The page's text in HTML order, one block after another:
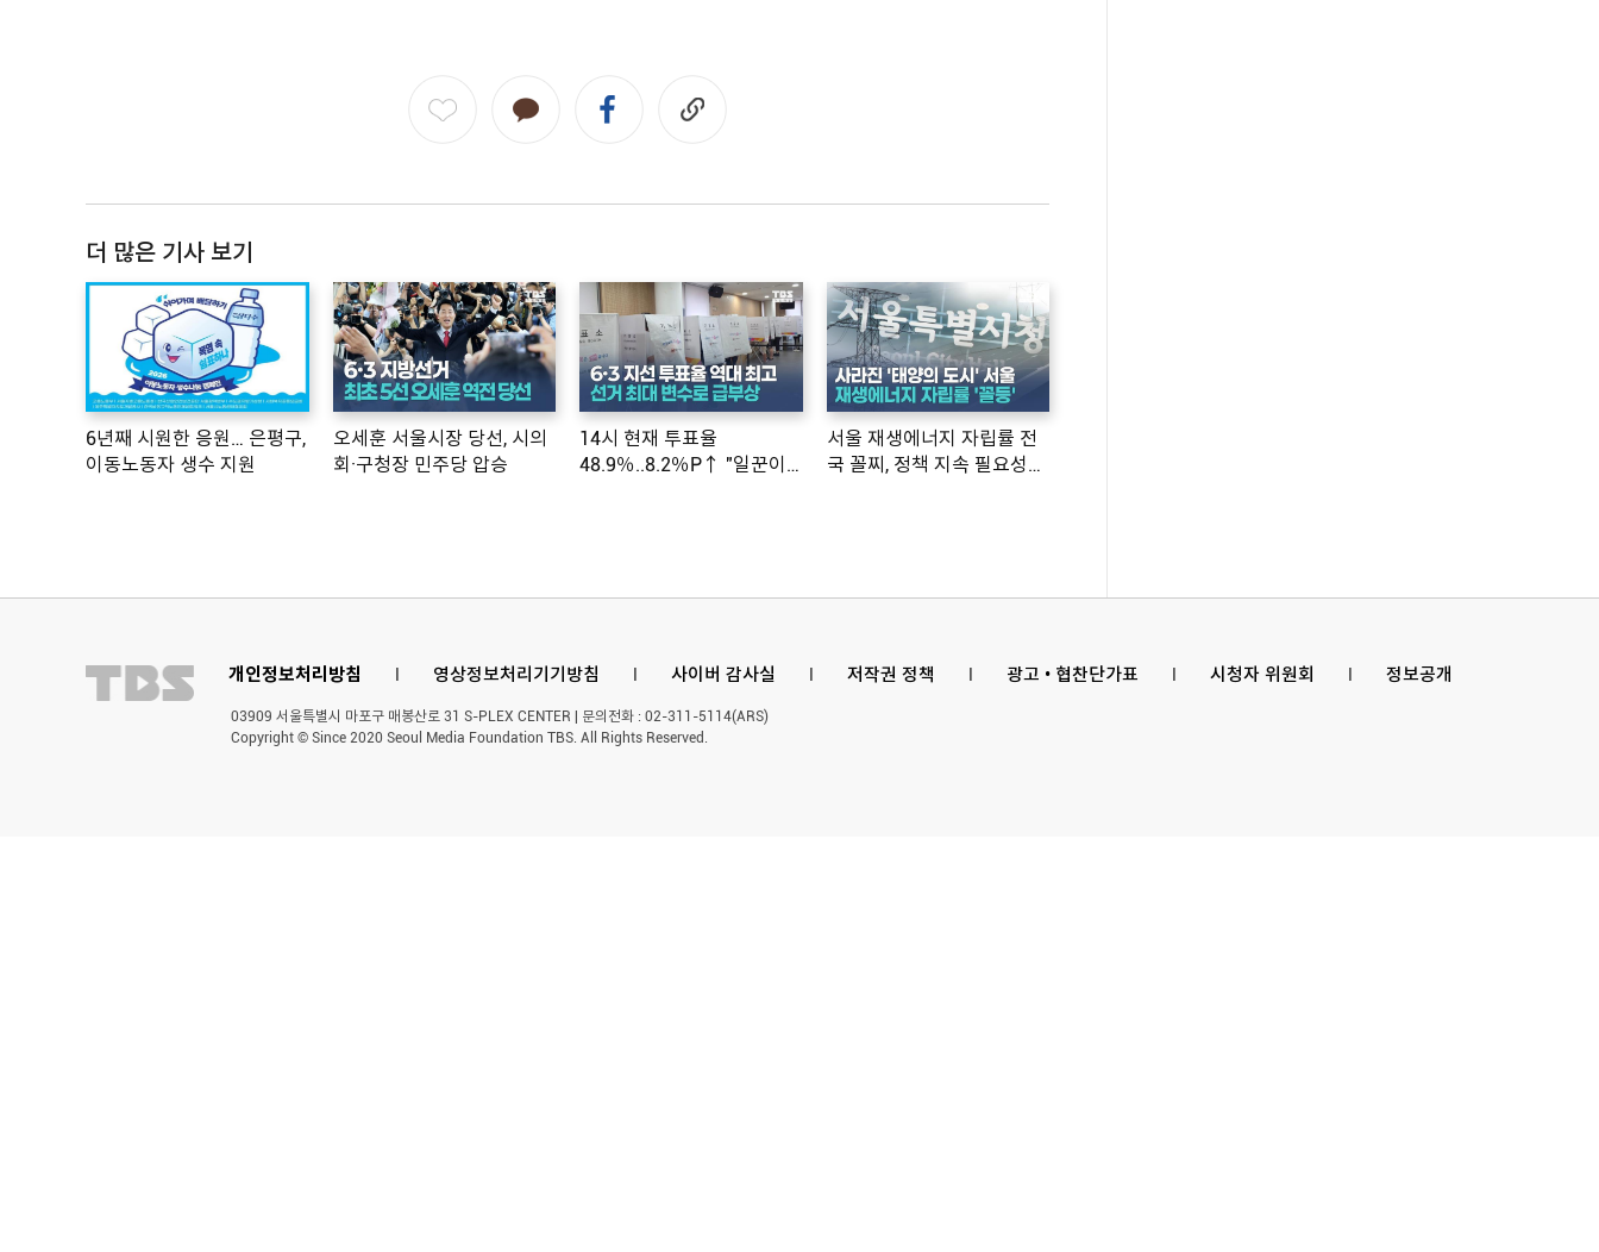
더 많은 기사 보기
6년째 시원한 응원… 은평구,
이동노동자 생수 지원
오세훈 서울시장 당선, 시의
회·구청장 민주당 압승
14시 현재 투표율
48.9％..8.2％P↑ "일꾼이
서울 재생에너지 자립률 전
국 꼴찌, 정책 지속 필요성
개인정보처리방침 l 영상정보처리기기방침 l 사이버 감사실 l 저작권 정책 l 광고 • 협찬단가표 l 시청자 위원회 l 정보공개
03909 서울특별시 마포구 매봉산로 31 S-PLEX CENTER | 문의전화 : 02-311-5114(ARS)
Copyright © Since 2020 Seoul Media Foundation TBS. All Rights Reserved.